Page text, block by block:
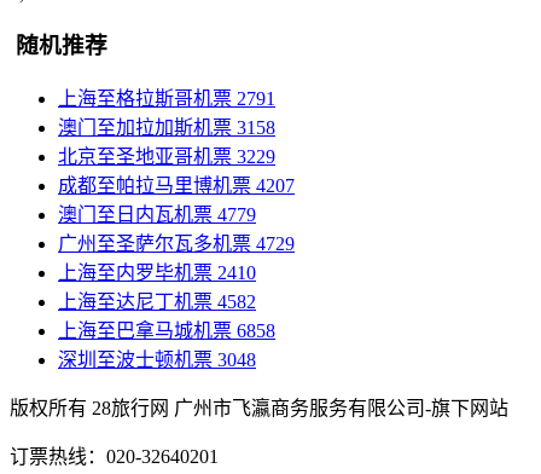
随机推荐
上海至格拉斯哥机票 2791
澳门至加拉加斯机票 3158
北京至圣地亚哥机票 3229
成都至帕拉马里博机票 4207
澳门至日内瓦机票 4779
广州至圣萨尔瓦多机票 4729
上海至内罗毕机票 2410
上海至达尼丁机票 4582
上海至巴拿马城机票 6858
深圳至波士顿机票 3048
版权所有 28旅行网 广州市飞瀛商务服务有限公司-旗下网站
订票热线：020-32640201